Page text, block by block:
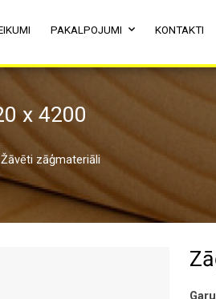
PAKALPOJUMI KONTAKTI
x 4200
Žāvēti zāģmateriāli